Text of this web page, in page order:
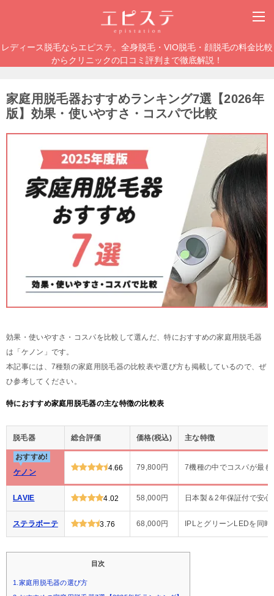
レディース脱毛ならエピステ。全身脱毛・VIO脱毛・顔脱毛の料金比較
からクリニックの口コミ評判まで徹底解説！
家庭用脱毛器おすすめランキング7選【2026年
版】効果・使いやすさ・コスパで比較
効果・使いやすさ・コスパを比較して選んだ、特におすすめの家庭用脱毛器
は「ケノン」です。
本記事には、7種類の家庭用脱毛器の比較表や選び方も掲載しているので、ぜ
ひ参考してください。
特におすすめ家庭用脱毛器の主な特徴の比較表
脱毛器 総合評価 価格(税込) 主な特徴
おすすめ!
ケノン
4.66 79,800円 7機種の中でコスパが最も
LAVIE 4.02 58,000円 日本製＆2年保証付で安
ステラボーテ 3.76 68,000円 IPLとグリーンLEDを同
目次
1.家庭用脱毛器の選び方